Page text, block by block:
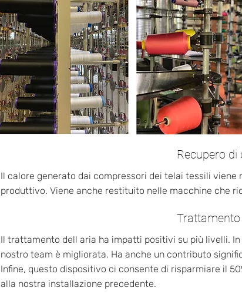
Recupero di
Il calore generato dai compressori dei telai tessili
produttivo. Viene anche restituito nelle macchine che
Trattamento
Il trattamento dell aria ha impatti positivi su più livelli.
nostro team è migliorata. Ha anche un contributo
Infine, questo dispositivo ci consente di risparmiare il
alla nostra installazione precedente.